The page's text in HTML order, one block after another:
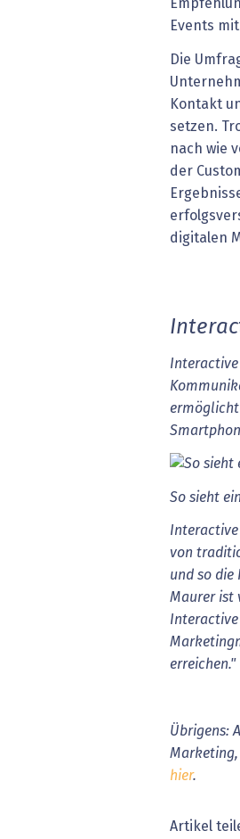
Events
Die
Kontakt
setzen.
nach wie
der
digitalen
ermöglicht
So sieht
von
und so
Maurer ist
Interactive
erreichen."
Übrigens:
Marketing,
hier.
Artikel